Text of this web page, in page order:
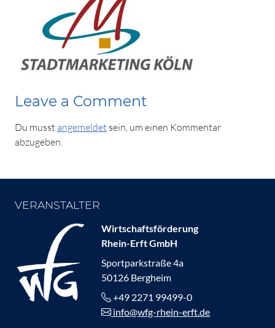
Leave a Comment
Du musst angemeldet sein, um einen Kommentar
abzugeben.
VERANSTALTER
Wirtschaftsförderung
Rhein-Erft GmbH
Sportparkstraße 4a
50126 Bergheim
+49 2271 99499-0
info@wfg-rhein-erft.de